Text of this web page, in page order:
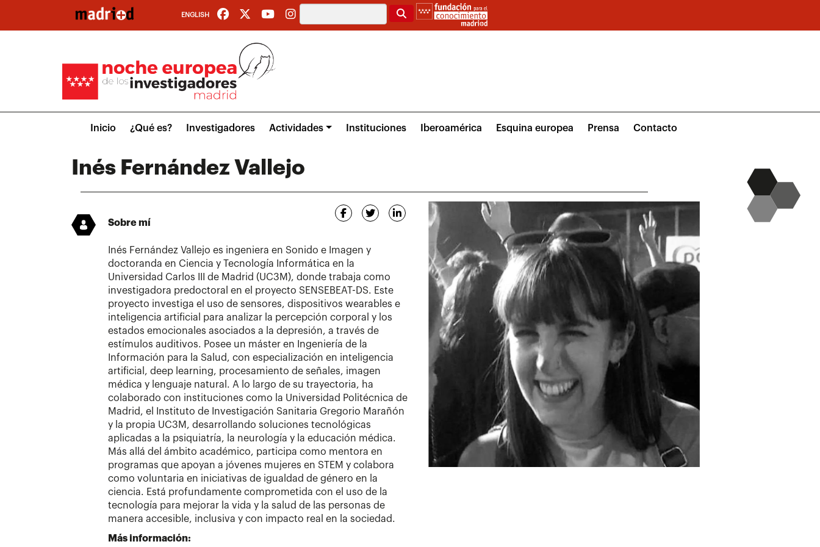
contenido
ENGLISH Buscar
menuInicio ¿Qué es? Investigadores Actividades Instituciones Iberoamérica Esquina europea Prensa Contacto
Inés Fernández Vallejo
Sobre mí
Inés Fernández Vallejo es ingeniera en Sonido e Imagen y
doctoranda en Ciencia y Tecnología Informática en la
Universidad Carlos III de Madrid (UC3M), donde trabaja como
investigadora predoctoral en el proyecto SENSEBEAT-DS. Este
proyecto investiga el uso de sensores, dispositivos wearables e
inteligencia artificial para analizar la percepción corporal y los
estados emocionales asociados a la depresión, a través de
estímulos auditivos. Posee un máster en Ingeniería de la
Información para la Salud, con especialización en inteligencia
artificial, deep learning, procesamiento de señales, imagen
médica y lenguaje natural. A lo largo de su trayectoria, ha
colaborado con instituciones como la Universidad Politécnica de
Madrid, el Instituto de Investigación Sanitaria Gregorio Marañón
y la propia UC3M, desarrollando soluciones tecnológicas
aplicadas a la psiquiatría, la neurología y la educación médica.
Más allá del ámbito académico, participa como mentora en
programas que apoyan a jóvenes mujeres en STEM y colabora
como voluntaria en iniciativas de igualdad de género en la
ciencia. Está profundamente comprometida con el uso de la
tecnología para mejorar la vida y la salud de las personas de
manera accesible, inclusiva y con impacto real en la sociedad.
Más información: